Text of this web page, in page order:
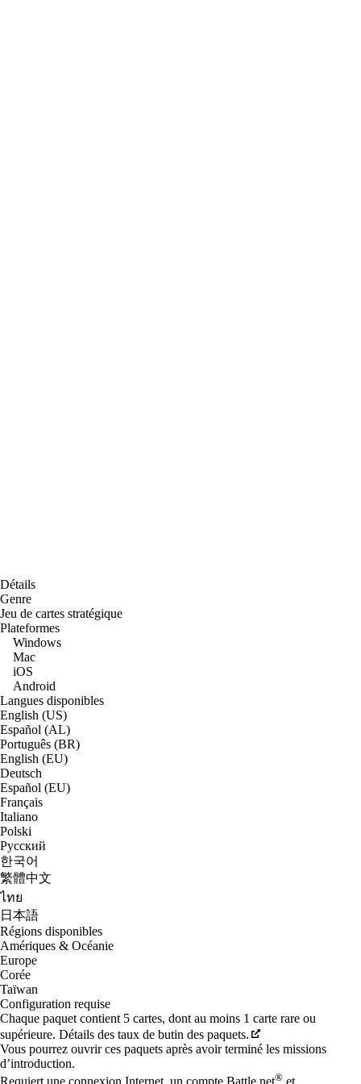
Détails
Genre
Jeu de cartes stratégique
Plateformes
Windows
Mac
iOS
Android
Langues disponibles
English (US)
Español (AL)
Português (BR)
English (EU)
Deutsch
Español (EU)
Français
Italiano
Polski
Русский
한국어
繁體中文
ไทย
日本語
Régions disponibles
Amériques & Océanie
Europe
Corée
Taïwan
Configuration requise
Chaque paquet contient 5 cartes, dont au moins 1 carte rare ou
supérieure. Détails des taux de butin des paquets.
Vous pourrez ouvrir ces paquets après avoir terminé les missions
d’introduction.
Requiert une connexion Internet, un compte Battle.net® et